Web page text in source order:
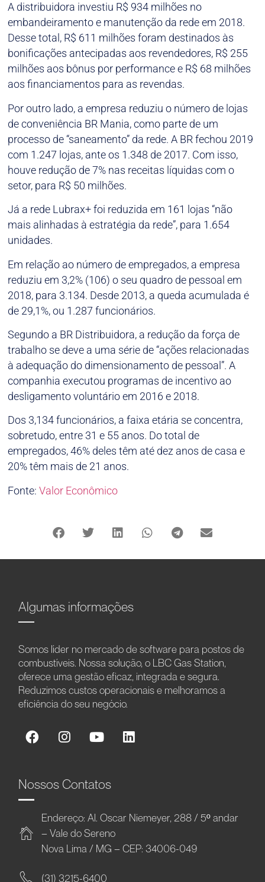
A distribuidora investiu R$ 934 milhões no
embandeiramento e manutenção da rede em 2018.
Desse total, R$ 611 milhões foram destinados às
bonificações antecipadas aos revendedores, R$ 255
milhões aos bônus por performance e R$ 68 milhões
aos financiamentos para as revendas.
Por outro lado, a empresa reduziu o número de lojas
de conveniência BR Mania, como parte de um
processo de “saneamento” da rede. A BR fechou 2019
com 1.247 lojas, ante os 1.348 de 2017. Com isso,
houve redução de 7% nas receitas líquidas com o
setor, para R$ 50 milhões.
Já a rede Lubrax+ foi reduzida em 161 lojas “não
mais alinhadas à estratégia da rede”, para 1.654
unidades.
Em relação ao número de empregados, a empresa
reduziu em 3,2% (106) o seu quadro de pessoal em
2018, para 3.134. Desde 2013, a queda acumulada é
de 29,1%, ou 1.287 funcionários.
Segundo a BR Distribuidora, a redução da força de
trabalho se deve a uma série de “ações relacionadas
à adequação do dimensionamento de pessoal”. A
companhia executou programas de incentivo ao
desligamento voluntário em 2016 e 2018.
Dos 3,134 funcionários, a faixa etária se concentra,
sobretudo, entre 31 e 55 anos. Do total de
empregados, 46% deles têm até dez anos de casa e
20% têm mais de 21 anos.
Fonte:Valor Econômico
Algumas informações
Somos líder no mercado de software para postos de
combustíveis. Nossa solução, o LBC Gas Station,
oferece uma gestão eficaz, integrada e segura.
Reduzimos custos operacionais e melhoramos a
eficiência do seu negócio.
Nossos Contatos
Endereço: Al. Oscar Niemeyer, 288 / 5º andar
– Vale do Sereno
Nova Lima / MG – CEP: 34006-049
(31) 3215-6400